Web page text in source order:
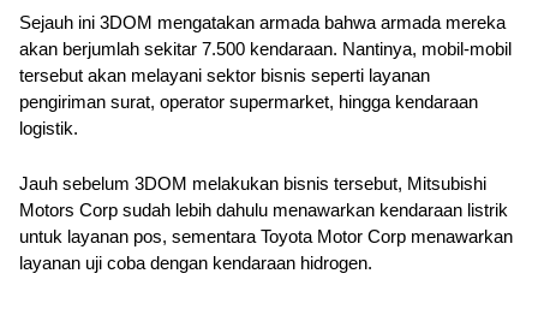
Sejauh ini 3DOM mengatakan armada bahwa armada mereka
akan berjumlah sekitar 7.500 kendaraan. Nantinya, mobil-mobil
tersebut akan melayani sektor bisnis seperti layanan
pengiriman surat, operator supermarket, hingga kendaraan
logistik.
Jauh sebelum 3DOM melakukan bisnis tersebut, Mitsubishi
Motors Corp sudah lebih dahulu menawarkan kendaraan listrik
untuk layanan pos, sementara Toyota Motor Corp menawarkan
layanan uji coba dengan kendaraan hidrogen.